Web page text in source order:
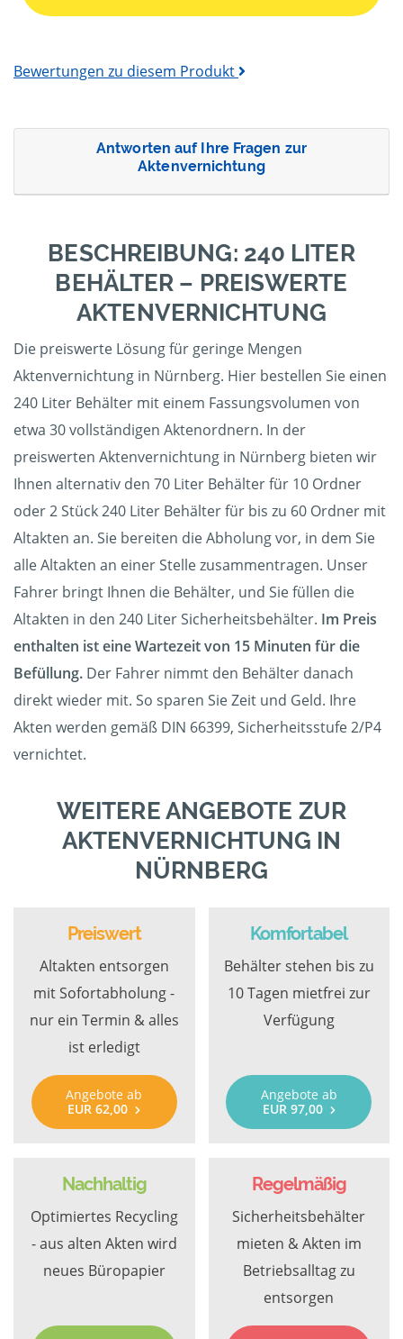
Bewertungen zu diesem Produkt
Antworten auf Ihre Fragen zur
Aktenvernichtung
BESCHREIBUNG: 240 LITER
BEHÄLTER – PREISWERTE
AKTENVERNICHTUNG
Die preiswerte Lösung für geringe Mengen
Aktenvernichtung in Nürnberg. Hier bestellen Sie einen
240 Liter Behälter mit einem Fassungsvolumen von
etwa 30 vollständigen Aktenordnern. In der
preiswerten Aktenvernichtung in Nürnberg bieten wir
Ihnen alternativ den 70 Liter Behälter für 10 Ordner
oder 2 Stück 240 Liter Behälter für bis zu 60 Ordner mit
Altakten an. Sie bereiten die Abholung vor, in dem Sie
alle Altakten an einer Stelle zusammentragen. Unser
Fahrer bringt Ihnen die Behälter, und Sie füllen die
Altakten in den 240 Liter Sicherheitsbehälter. Im Preis
enthalten ist eine Wartezeit von 15 Minuten für die
Befüllung. Der Fahrer nimmt den Behälter danach
direkt wieder mit. So sparen Sie Zeit und Geld. Ihre
Akten werden gemäß DIN 66399, Sicherheitsstufe 2/P4
vernichtet.
WEITERE ANGEBOTE ZUR
AKTENVERNICHTUNG IN
NÜRNBERG
Preiswert
Altakten entsorgen
mit Sofortabholung -
nur ein Termin & alles
ist erledigt
Angebote ab
EUR 62,00
Komfortabel
Behälter stehen bis zu
10 Tagen mietfrei zur
Verfügung
Angebote ab
EUR 97,00
Nachhaltig
Optimiertes Recycling
- aus alten Akten wird
neues Büropapier
Regelmäßig
Sicherheitsbehälter
mieten & Akten im
Betriebsalltag zu
entsorgen